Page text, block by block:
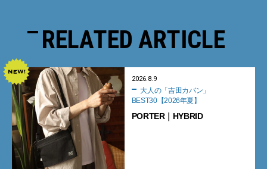
RELATED ARTICLE
2026.8.9
BEST30【2026年夏】
PORTER｜HYBRID